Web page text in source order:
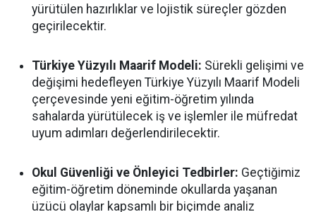
yürütülen hazırlıklar ve lojistik süreçler gözden
geçirilecektir.
Türkiye Yüzyılı Maarif Modeli: Sürekli gelişimi ve
değişimi hedefleyen Türkiye Yüzyılı Maarif Modeli
çerçevesinde yeni eğitim-öğretim yılında
sahalarda yürütülecek iş ve işlemler ile müfredat
uyum adımları değerlendirilecektir.
Okul Güvenliği ve Önleyici Tedbirler: Geçtiğimiz
eğitim-öğretim döneminde okullarda yaşanan
üzücü olaylar kapsamlı bir biçimde analiz